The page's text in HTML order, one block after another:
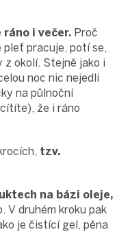
i večer. Proč
pleť pracuje, potí se,
okolí. Stejně jako i
noc nic nejedli
na půlnoční
že i ráno
tzv.
na bázi oleje,
V druhém kroku pak
je čistící gel, pěna